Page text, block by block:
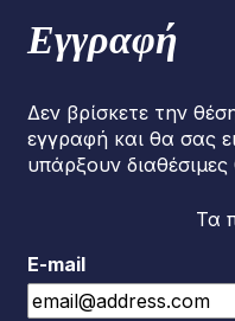
Εγγραφή
Δεν βρίσκετε την
εγγραφή και θα σας
υπάρξουν διαθέσιμες
Τα
E-mail